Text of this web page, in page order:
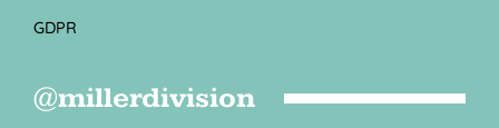
GDPR
@millerdivision